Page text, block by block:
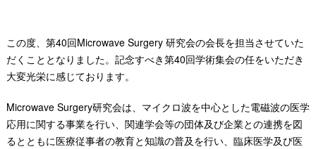
この度、第40回Microwave Surgery 研究会の会長を担当させていた
だくこととなりました。記念すべき第40回学術集会の任をいただき
大変光栄に感じております。
Microwave Surgery研究会は、マイクロ波を中心とした電磁波の医学
応用に関する事業を行い、関連学会等の団体及び企業との連携を図
るとともに医療従事者の教育と知識の普及を行い、臨床医学及び医